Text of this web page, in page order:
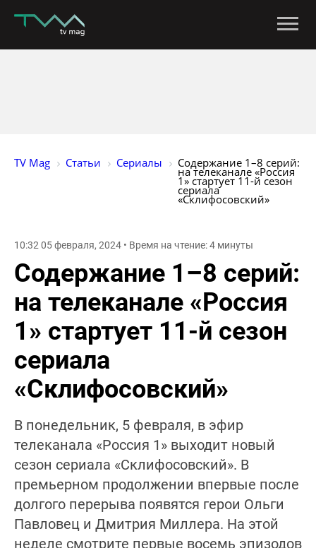
TV Mag Статьи Сериалы Содержание 1–8 серий:
на телеканале «Россия
1» стартует 11-й сезон
сериала
«Склифосовский»
10:32 05 февраля, 2024 • Время на чтение: 4 минуты
Содержание 1–8 серий:
на телеканале «Россия
1» стартует 11-й сезон
сериала
«Склифосовский»
В понедельник, 5 февраля, в эфир
телеканала «Россия 1» выходит новый
сезон сериала «Склифосовский». В
премьерном продолжении впервые после
долгого перерыва появятся герои Ольги
Павловец и Дмитрия Миллера. На этой
неделе смотрите первые восемь эпизодов